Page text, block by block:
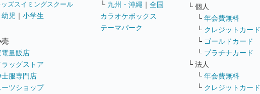
ッズスイミングスクール
幼児 ｜ 小学生
売
電量販店
ラッグストア
士服専門店
ーツショップ
└ 九州・沖縄 ｜ 全国
カラオケボックス
テーマパーク
└ 個人
└ 年会費無料
└ クレジットカード
└ ゴールドカード
└ プラチナカード
└ 法人
└ 年会費無料
└ クレジットカード